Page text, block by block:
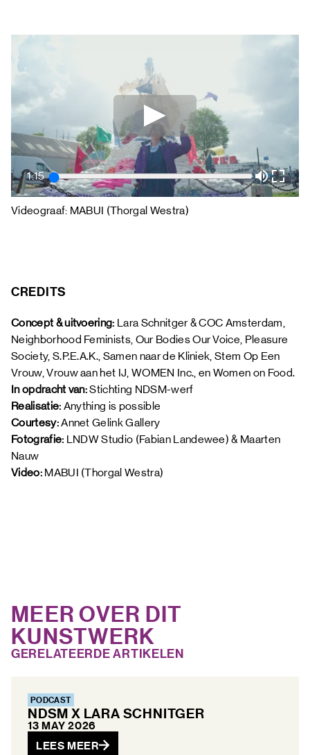
1:15
Videograaf: MABUI (Thorgal Westra)‍
CREDITS
Concept & uitvoering: Lara Schnitger & COC Amsterdam,
Neighborhood Feminists, Our Bodies Our Voice, Pleasure
Society, S.P.E.A.K., Samen naar de Kliniek, Stem Op Een
Vrouw, Vrouw aan het IJ, WOMEN Inc., en Women on Food.
In opdracht van: Stichting NDSM-werf
Realisatie: Anything is possible
Courtesy: Annet Gelink Gallery
Fotografie: LNDW Studio (Fabian Landewee) & Maarten
Nauw
Video: MABUI (Thorgal Westra)
MEER OVER DIT
KUNSTWERK
GERELATEERDE ARTIKELEN
PODCAST
NDSM X LARA SCHNITGER
13 MAY 2026
LEES MEER